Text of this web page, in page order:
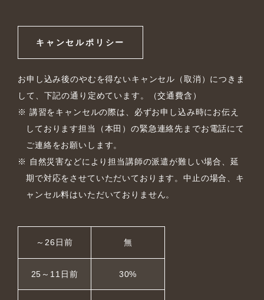
キャンセルポリシー
お申し込み後のやむを得ないキャンセル（取消）につきま
して、下記の通り定めています。（交通費含）
講習をキャンセルの際は、必ずお申し込み時にお伝え
しております担当（本田）の緊急連絡先までお電話にて
ご連絡をお願いします。
自然災害などにより担当講師の派遣が難しい場合、延
期で対応をさせていただいております。中止の場合、キ
ャンセル料はいただいておりません。
～26日前 無
25～11日前 30%